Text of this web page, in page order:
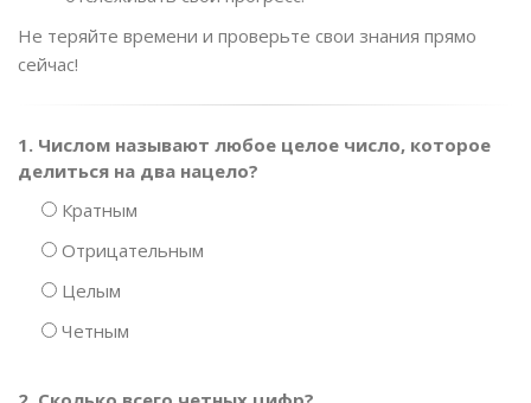
Не теряйте времени и проверьте свои знания прямо
сейчас!
1. Числом называют любое целое число, которое
делиться на два нацело?
Кратным
Отрицательным
Целым
Четным